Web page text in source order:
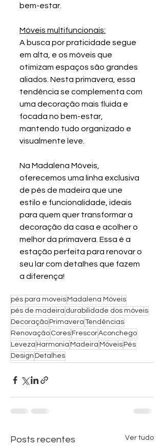
bem-estar.
Móveis multifuncionais:
A busca por praticidade segue
em alta, e os móveis que
otimizam espaços são grandes
aliados. Nesta primavera, essa
tendência se complementa com
uma decoração mais fluida e
focada no bem-estar,
mantendo tudo organizado e
visualmente leve.
Na Madalena Móveis,
oferecemos uma linha exclusiva
de pés de madeira que une
estilo e funcionalidade, ideais
para quem quer transformar a
decoração da casa e acolher o
melhor da primavera. Essa é a
estação perfeita para renovar o
seu lar com detalhes que fazem
a diferença!
pés para moveis Madalena Móveis
pés de madeira durabilidade dos móveis
Decoração Primavera Tendências
Renovação Cores FrescorAconchego
Leveza Harmonia Madeira Móveis Pés
Design Detalhes
Posts recentes Ver tudo